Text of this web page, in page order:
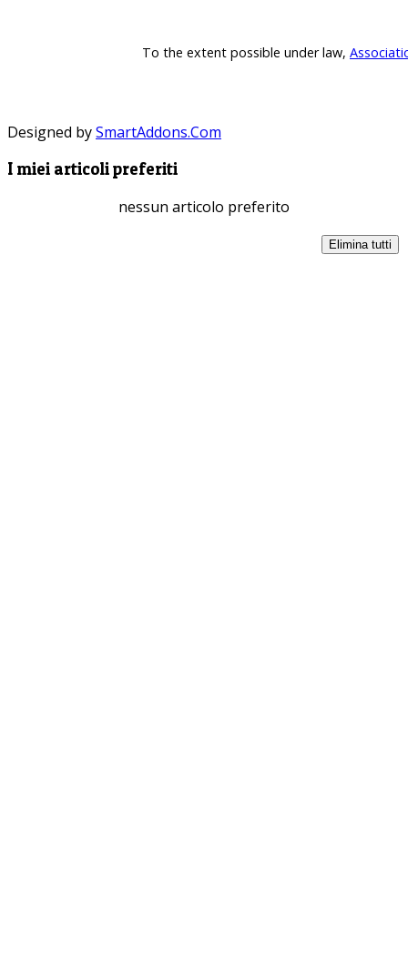
To the extent possible under law,
Designed bySmartAddons.Com
I miei articoli preferiti
nessun articolo preferito